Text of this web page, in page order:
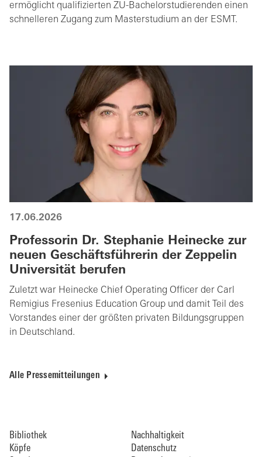
ermöglicht qualifizierten ZU-Bachelorstudierenden einen
schnelleren Zugang zum Masterstudium an der ESMT.
17.06.2026
Professorin Dr. Stephanie Heinecke zur
neuen Geschäftsführerin der Zeppelin
Universität berufen
Zuletzt war Heinecke Chief Operating Officer der Carl
Remigius Fresenius Education Group und damit Teil des
Vorstandes einer der größten privaten Bildungsgruppen
in Deutschland.
Alle Pressemitteilungen
Bibliothek
Köpfe
Nachhaltigkeit
Datenschutz